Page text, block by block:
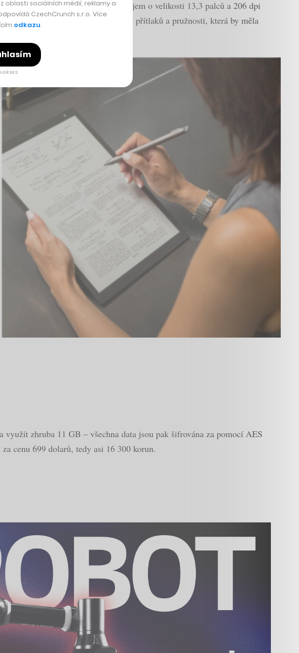
pouze 348 gramů, displejem o velikosti 13,3 palců a 206 dpi
funguje na bázi velmi přesných přítlaků a pružnosti, která by měla
zhruba 11 GB – všechna data jsou pak šifrována za pomocí AES
cenu 699 dolarů, tedy asi 16 300 korun.
oblasti sociálních médií, reklamy a
CzechCrunch s.r.o. Více
odkazu.